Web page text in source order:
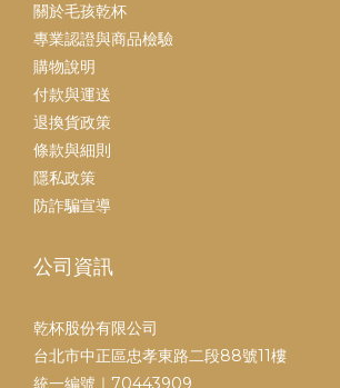
關於毛孩乾杯
專業認證與商品檢驗
購物說明
付款與運送
退換貨政策
條款與細則
隱私政策
防詐騙宣導
公司資訊
乾杯股份有限公司
台北市中正區忠孝東路二段88號11樓
統一編號｜70443909